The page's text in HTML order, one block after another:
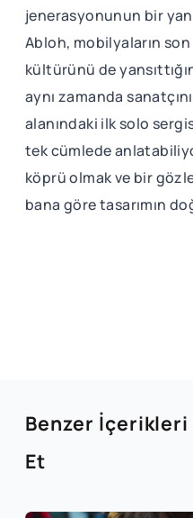
jenerasyonunun bir
Abloh, mobilyaların
kültürünü de
aynı zamanda
alanındaki ilk solo
tek cümlede
köprü olmak ve bir
bana göre tasarımın
Benzer İçerikleri
Et